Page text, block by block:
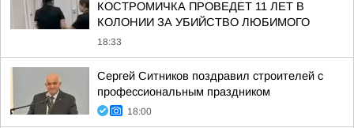
КОСТРОМИЧКА ПРОВЕДЕТ 11 ЛЕТ В
КОЛОНИИ ЗА УБИЙСТВО ЛЮБИМОГО
18:33
Сергей Ситников поздравил строителей с
профессиональным праздником
18:00